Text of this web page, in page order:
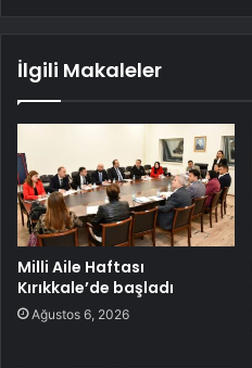
İlgili Makaleler
Milli Aile Haftası
Kırıkkale’de başladı
Ağustos 6, 2026